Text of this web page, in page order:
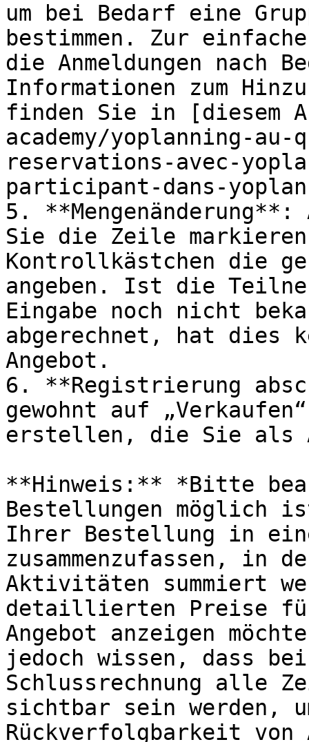
um bei Bedarf eine
bestimmen. Zur
die Anmeldungen nach
Informationen zum
finden Sie in [diesem
academy/yoplanning-
reservations-avec-
participant-dans-
5.
Sie die Zeile
Kontrollkästchen die
angeben. Ist die
Eingabe noch nicht
abgerechnet, hat dies
Angebot.
6. **Registrierung
gewohnt auf
erstellen, die Sie als
**Hinweis:** *Bitte
Bestellungen
Ihrer Bestellung in
zusammenzufassen, in
Aktivitäten summiert
detaillierten Preise
Angebot anzeigen
jedoch wissen, dass
Schlussrechnung alle
sichtbar sein werden,
Rückverfolgbarkeit